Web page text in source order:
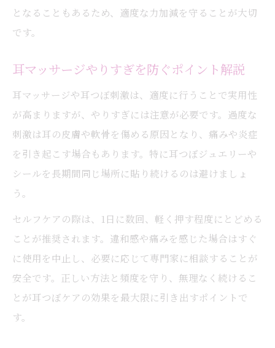
となることもあるため、適度な力加減を守ることが大切
です。
耳マッサージやりすぎを防ぐポイント解説
耳マッサージや耳つぼ刺激は、適度に行うことで実用性
が高まりますが、やりすぎには注意が必要です。過度な
刺激は耳の皮膚や軟骨を傷める原因となり、痛みや炎症
を引き起こす場合もあります。特に耳つぼジュエリーや
シールを長期間同じ場所に貼り続けるのは避けましょ
う。
セルフケアの際は、1日に数回、軽く押す程度にとどめる
ことが推奨されます。違和感や痛みを感じた場合はすぐ
に使用を中止し、必要に応じて専門家に相談することが
安全です。正しい方法と頻度を守り、無理なく続けるこ
とが耳つぼケアの効果を最大限に引き出すポイントで
す。